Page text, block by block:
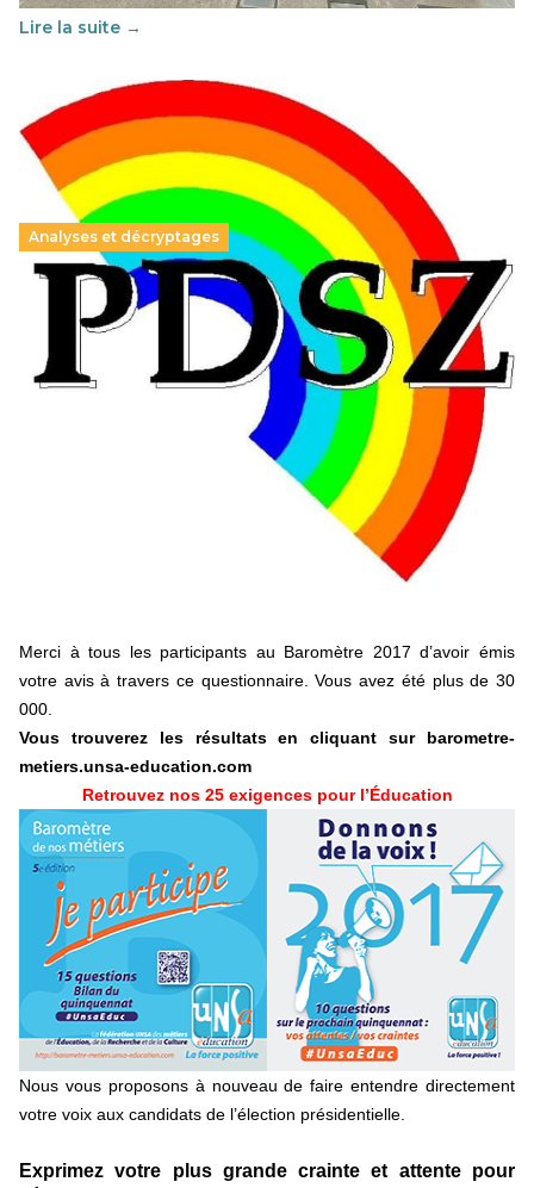
Lire la suite →
Analyses et décryptages
Hongrie : du changement pour les politiques
éducatives, aussi !
25 juin 2026
En Hongrie, le conservateur Peter Magyar et son parti
Tisza "Respect et liberté" ont remporté une large victoire,
contre le premier ministre sortant, Viktor Orban,…
Merci à tous les participants au Baromètre 2017 d’avoir émis
votre avis à travers ce questionnaire. Vous avez été plus de 30
000.
Vous trouverez les résultats en cliquant sur barometre-
metiers.unsa-education.com
Retrouvez nos 25 exigences pour l’Éducation
Nous vous proposons à nouveau de faire entendre directement
votre voix aux candidats de l’élection présidentielle.
Exprimez votre plus grande crainte et attente pour